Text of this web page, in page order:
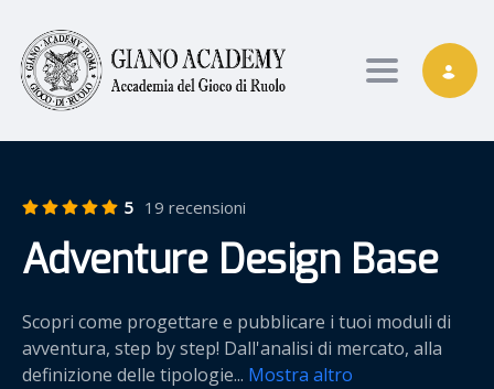
Toggle
5 19 recensioni
Adventure Design Base
Scopri come progettare e pubblicare i tuoi moduli di
avventura, step by step! Dall'analisi di mercato, alla
definizione delle tipologie... Mostra altro